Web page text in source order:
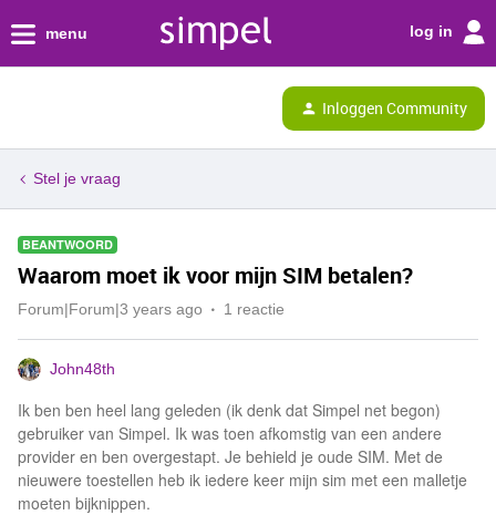
menu log in
Inloggen Community
Stel je vraag
BEANTWOORD
Waarom moet ik voor mijn SIM betalen?
Forum|Forum|3 years ago 1 reactie
John48th
Ik ben ben heel lang geleden (ik denk dat Simpel net begon)
gebruiker van Simpel. Ik was toen afkomstig van een andere
provider en ben overgestapt. Je behield je oude SIM. Met de
nieuwere toestellen heb ik iedere keer mijn sim met een malletje
moeten bijknippen.